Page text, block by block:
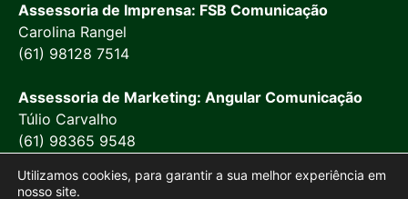
Assessoria de Imprensa: FSB Comunicação
Carolina Rangel
(61) 98128 7514
Assessoria de Marketing: Angular Comunicação
Túlio Carvalho
(61) 98365 9548
Utilizamos cookies, para garantir a sua melhor experiência em
nosso site.